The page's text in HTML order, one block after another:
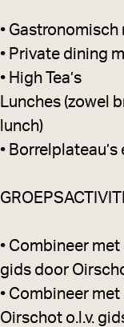
M
a
r
k
t
• Gastronomisch
• Private dining
• High Tea’s
Lunches (zowel
lunch)
• Borrelplateau’s
• Combineer
gids door
• Combineer met
Oirschot o.l.v.